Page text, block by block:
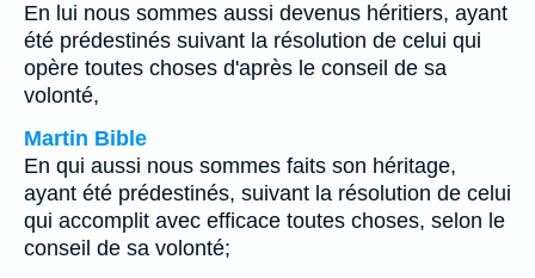
En lui nous sommes aussi devenus héritiers, ayant
été prédestinés suivant la résolution de celui qui
opère toutes choses d'après le conseil de sa
volonté,
Martin Bible
En qui aussi nous sommes faits son héritage,
ayant été prédestinés, suivant la résolution de celui
qui accomplit avec efficace toutes choses, selon le
conseil de sa volonté;